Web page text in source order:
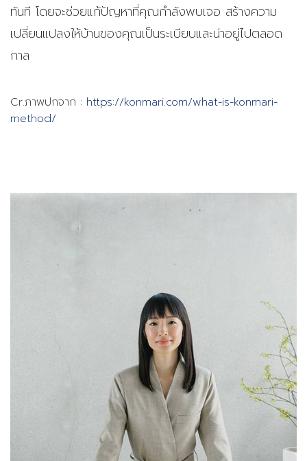
ทันที โดยจะช่วยแก้ปัญหาที่คุณกำลังพบเจอ สร้างความ
เปลี่ยนแปลงให้บ้านของคุณเป็นระเบียบและน่าอยู่ไปตลอด
กาล
Cr.ภาพปกจาก : https://konmari.com/what-is-konmari-
method/